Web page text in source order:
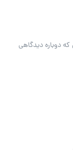
دوباره دیدگاهی